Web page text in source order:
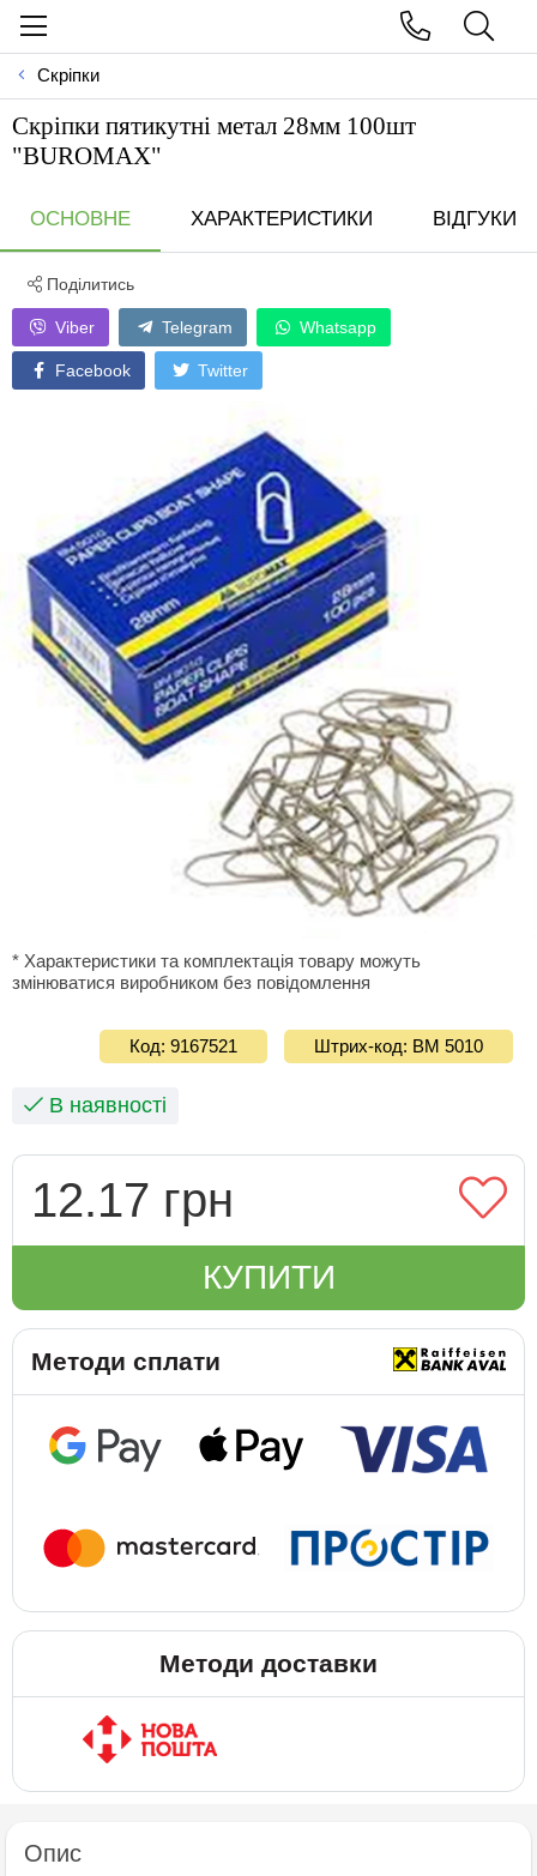
Скріпки
Скріпки пятикутні метал 28мм 100шт
"BUROMAX"
ОСНОВНЕ ХАРАКТЕРИСТИКИ ВІДГУКИ
Поділитись
Viber Telegram Whatsapp
Facebook Twitter
* Характеристики та комплектація товару можуть
змінюватися виробником без повідомлення
Код: 9167521 Штрих-код: ВМ 5010
В наявності
12.17 грн
КУПИТИ
Методи сплати
Методи доставки
Опис